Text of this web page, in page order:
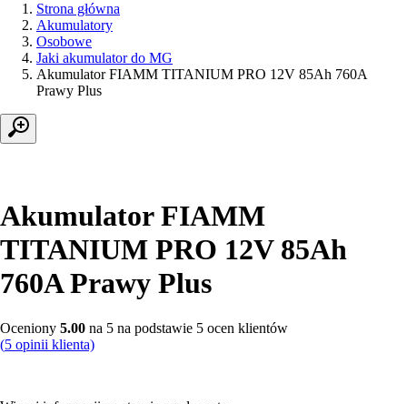
Strona główna
Akumulatory
Osobowe
Jaki akumulator do MG
Akumulator FIAMM TITANIUM PRO 12V 85Ah 760A
Prawy Plus
Akumulator FIAMM
TITANIUM PRO 12V 85Ah
760A Prawy Plus
Oceniony 5.00 na 5 na podstawie 5 ocen klientów
(5 opinii klienta)